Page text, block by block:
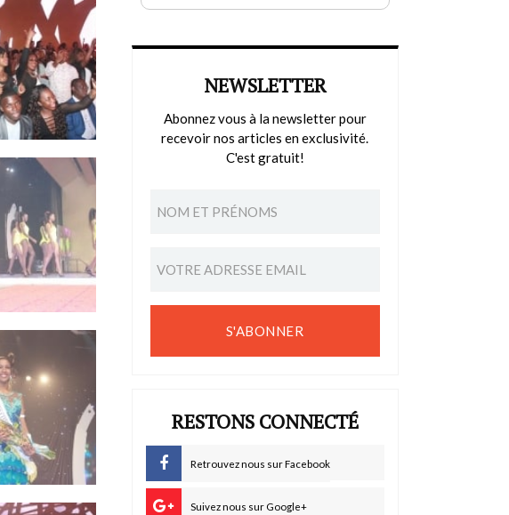
NEWSLETTER
Abonnez vous à la newsletter pour
recevoir nos articles en exclusivité.
C'est gratuit!
S'ABONNER
RESTONS CONNECTÉ
Retrouvez nous sur Facebook
Suivez nous sur Google+